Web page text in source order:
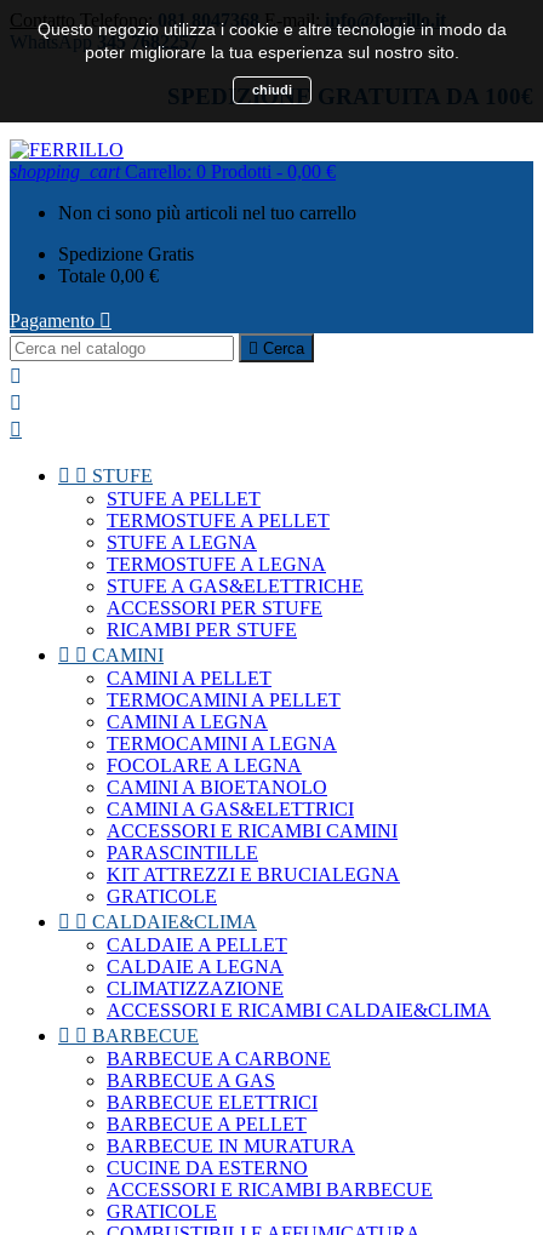
Contatto Telefono: 081 8047368 E-mail: info@ferrillo.it
WhatsApp 345 7682257
SPEDIZIONE GRATUITA DA 100€
shopping_cart Carrello: 0 Prodotti - 0,00 €
Non ci sono più articoli nel tuo carrello
Spedizione Gratis
Totale 0,00 €
Pagamento 
 Cerca



  STUFE
STUFE A PELLET
TERMOSTUFE A PELLET
STUFE A LEGNA
TERMOSTUFE A LEGNA
STUFE A GAS&ELETTRICHE
ACCESSORI PER STUFE
RICAMBI PER STUFE
  CAMINI
CAMINI A PELLET
TERMOCAMINI A PELLET
CAMINI A LEGNA
TERMOCAMINI A LEGNA
FOCOLARE A LEGNA
CAMINI A BIOETANOLO
CAMINI A GAS&ELETTRICI
ACCESSORI E RICAMBI CAMINI
PARASCINTILLE
KIT ATTREZZI E BRUCIALEGNA
GRATICOLE
  CALDAIE&CLIMA
CALDAIE A PELLET
CALDAIE A LEGNA
CLIMATIZZAZIONE
ACCESSORI E RICAMBI CALDAIE&CLIMA
  BARBECUE
BARBECUE A CARBONE
BARBECUE A GAS
BARBECUE ELETTRICI
BARBECUE A PELLET
BARBECUE IN MURATURA
CUCINE DA ESTERNO
ACCESSORI E RICAMBI BARBECUE
GRATICOLE
Questo negozio utilizza i cookie e altre tecnologie in modo da
poter migliorare la tua esperienza sul nostro sito.
chiudi